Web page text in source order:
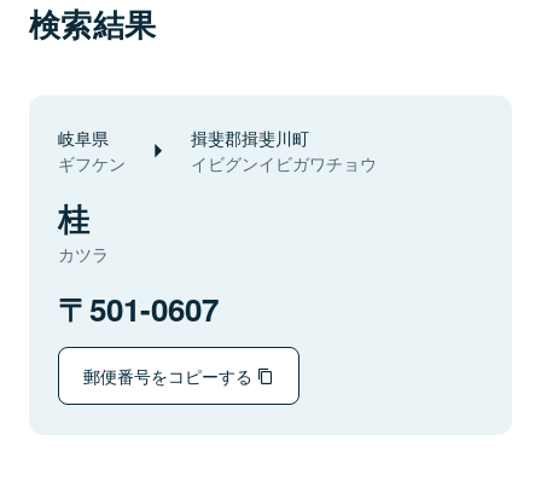
検索結果
岐阜県
ギフケン
揖斐郡揖斐川町
イビグンイビガワチョウ
桂
カツラ
501-0607
郵便番号をコピーする